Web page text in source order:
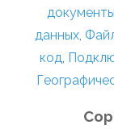
документы
данных,
код,